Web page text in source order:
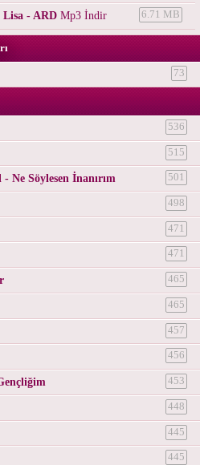
- ARDMp3 İndir 6.71 MB
73
536
515
Ne Söylesen İnanırım 501
498
471
471
465
465
457
456
453
448
445
445